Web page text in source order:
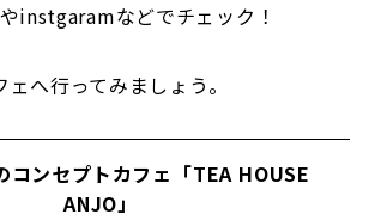
instgaramなどでチェック！
へ行ってみましょう。
コンセプトカフェ「TEA HOUSE
ANJO」